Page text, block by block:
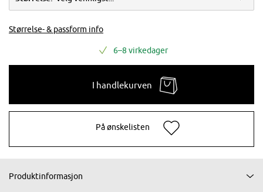
Størrelse- & passform info
6–8 virkedager
I handlekurven
På ønskelisten
Produktinformasjon